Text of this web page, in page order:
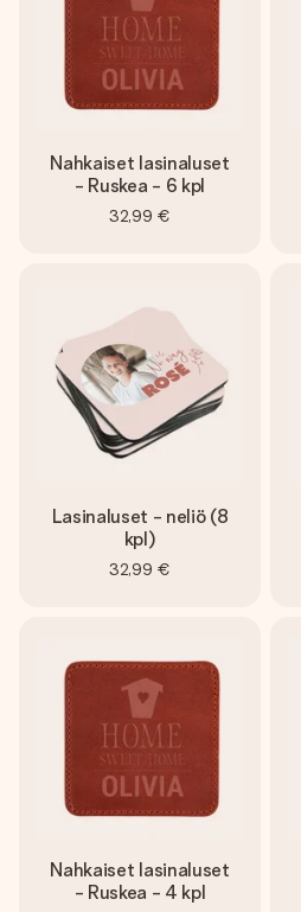
Nahkaiset lasinaluset
- Ruskea - 6 kpl
32,99 €
Lasinaluset - neliö (8
kpl)
32,99 €
Nahkaiset lasinaluset
- Ruskea - 4 kpl